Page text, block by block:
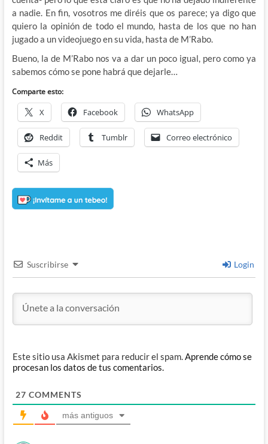
a nadie. En fin, vosotros me diréis que os parece; ya digo que
quiero la opinión de todo el mundo, hasta de los que no han
jugado a un videojuego en su vida, hasta de M’Rabo.
Bueno, la de M’Rabo nos va a dar un poco igual, pero como ya
sabemos cómo se pone habrá que dejarle…
Comparte esto:
X Facebook WhatsApp
Reddit Tumblr Correo electrónico
Más
Suscribirse Login
Este sitio usa Akismet para reducir el spam.Aprende cómo se
procesan los datos de tus comentarios.
27 COMMENTS
más antiguos